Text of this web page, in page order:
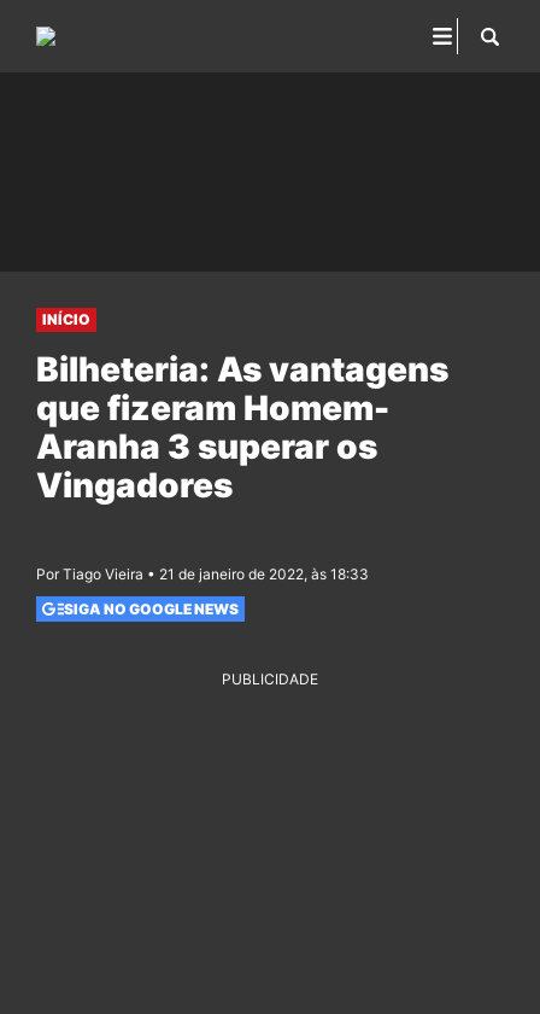
INÍCIO
Bilheteria: As vantagens
que fizeram Homem-
Aranha 3 superar os
Vingadores
Por Tiago Vieira • 21 de janeiro de 2022, às 18:33
SIGA NO GOOGLE NEWS
PUBLICIDADE